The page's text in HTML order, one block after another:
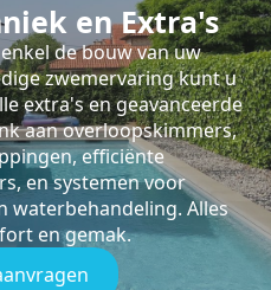
en Extra's
de bouw van uw
zwemervaring kunt u
extra's en geavanceerde
aan overloopskimmers,
efficiënte
en systemen voor
waterbehandeling. Alles
en gemak.